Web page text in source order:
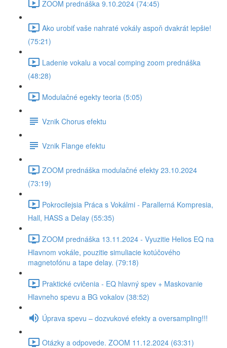
ZOOM prednáška 9.10.2024 (74:45)
Ako urobiť vaše nahraté vokály aspoň dvakrát lepšie!
(75:21)
Ladenie vokalu a vocal comping zoom prednáška
(48:28)
Modulačné egekty teoria (5:05)
Vznik Chorus efektu
Vznik Flange efektu
ZOOM prednáška modulačné efekty 23.10.2024
(73:19)
Pokrocilejsia Práca s Vokálmi - Parallerná Kompresia,
Hall, HASS a Delay (55:35)
ZOOM prednáška 13.11.2024 - Vyuzitie Helios EQ na
Hlavnom vokále, pouzitie simuliacie kotúčového
magnetofónu a tape delay. (79:18)
Praktické cvičenia - EQ hlavný spev + Maskovanie
Hlavneho spevu a BG vokalov (38:52)
Úprava spevu – dozvukové efekty a oversampling!!!
Otázky a odpovede. ZOOM 11.12.2024 (63:31)